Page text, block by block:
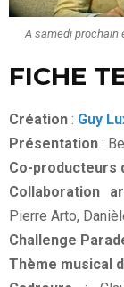
A samedi prochain
FICHE
Création : Guy
Présentation :
Co-producteurs
Collaboration
Pierre Arto,
Challenge
Thème musical